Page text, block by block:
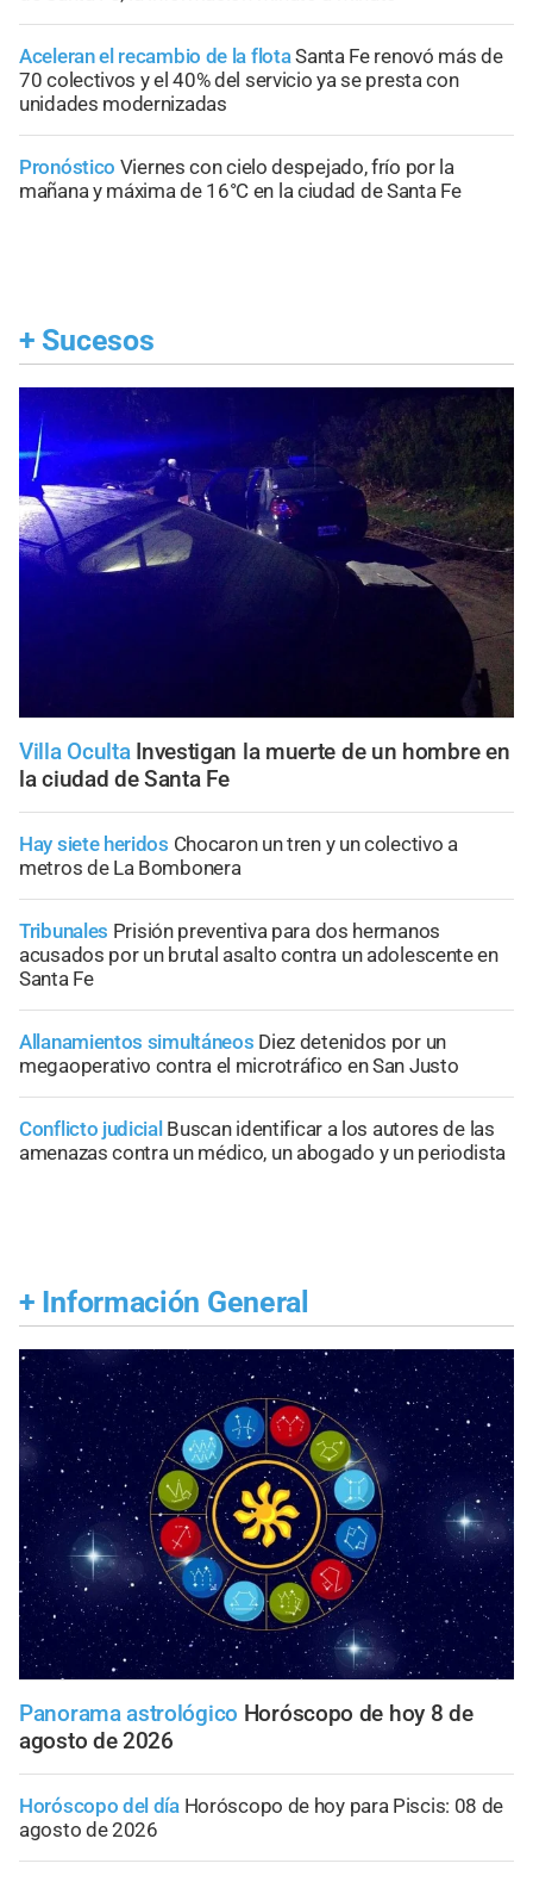
Aceleran el recambio de la flotaSanta Fe renovó más de
70 colectivos y el 40% del servicio ya se presta con
unidades modernizadas
Pronóstico Viernes con cielo despejado, frío por la
mañana y máxima de 16°C en la ciudad de Santa Fe
+ Sucesos
Villa Oculta Investigan la muerte de un hombre en
la ciudad de Santa Fe
Hay siete heridos Chocaron un tren y un colectivo a
metros de La Bombonera
Tribunales Prisión preventiva para dos hermanos
acusados por un brutal asalto contra un adolescente en
Santa Fe
Allanamientos simultáneos Diez detenidos por un
megaoperativo contra el microtráfico en San Justo
Conflicto judicial Buscan identificar a los autores de las
amenazas contra un médico, un abogado y un periodista
+ Información General
Panorama astrológico Horóscopo de hoy 8 de
agosto de 2026
Horóscopo del día Horóscopo de hoy para Piscis: 08 de
agosto de 2026